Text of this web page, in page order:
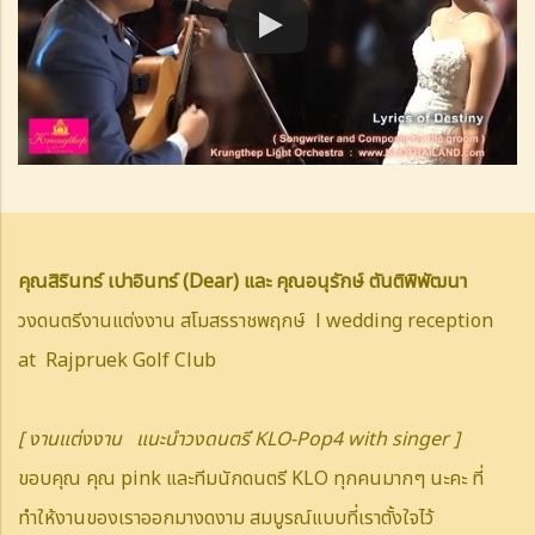
คุณสิรินทร์ เปาอินทร์ (Dear) และ คุณอนุรักษ์ ตันติพิพัฒนา
วงดนตรีงานแต่งงาน สโมสรราชพฤกษ์ l wedding reception
at Rajpruek Golf Club
[ งานแต่งงาน แนะนำวงดนตรี KLO-Pop4 with singer ]
ขอบคุณ คุณ pink และทีมนักดนตรี KLO ทุกคนมากๆ นะคะ ที่
ทำให้งานของเราออกมางดงาม สมบูรณ์แบบที่เราตั้งใจไว้